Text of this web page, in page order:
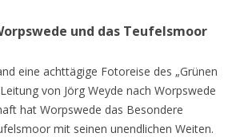
und das Teufelsmoor
eine achttägige Fotoreise des „Grünen
von Jörg Weyde nach Worpswede
hat Worpswede das Besondere
mit seinen unendlichen Weiten.